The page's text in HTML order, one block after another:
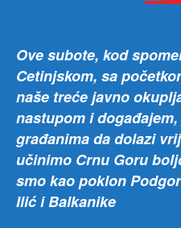
Ove subote, kod
Cetinjskom, sa
naše treće javno
nastupom i
građanima da dolazi
učinimo Crnu Goru
smo kao poklon
Ilić i Balkanike